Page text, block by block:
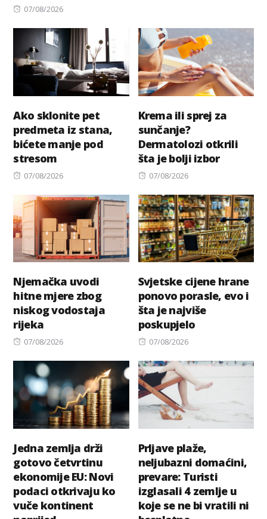
Posted
07/08/2026
Ako sklonite pet
predmeta iz stana,
bićete manje pod
stresom
Posted
07/08/2026
Krema ili sprej za
sunčanje?
Dermatolozi otkrili
šta je bolji izbor
Posted
07/08/2026
Njemačka uvodi
hitne mjere zbog
niskog vodostaja
rijeka
Posted
07/08/2026
Svjetske cijene hrane
ponovo porasle, evo i
šta je najviše
poskupjelo
Posted
07/08/2026
Jedna zemlja drži
gotovo četvrtinu
ekonomije EU: Novi
podaci otkrivaju ko
vuče kontinent
Prljave plaže,
neljubazni domaćini,
prevare: Turisti
izglasali 4 zemlje u
koje se ne bi vratili ni